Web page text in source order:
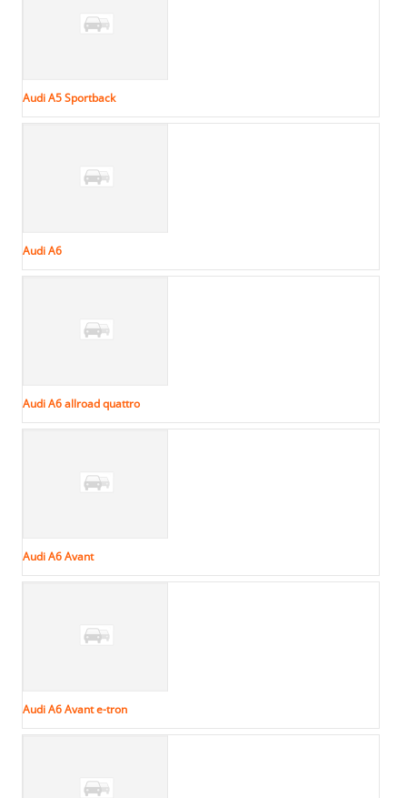
Audi A5 Sportback
Audi A6
Audi A6 allroad quattro
Audi A6 Avant
Audi A6 Avant e-tron